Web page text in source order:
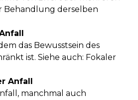
Behandlung derselben
das Bewusstsein des
ist. Siehe auch: Fokaler
Anfall
manchmal auch